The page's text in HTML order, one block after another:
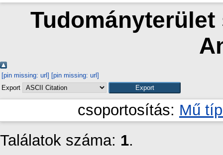
[pin missing: url] [pin missing: url]
Export
csoportosítás: Mű
Találatok száma: 1.